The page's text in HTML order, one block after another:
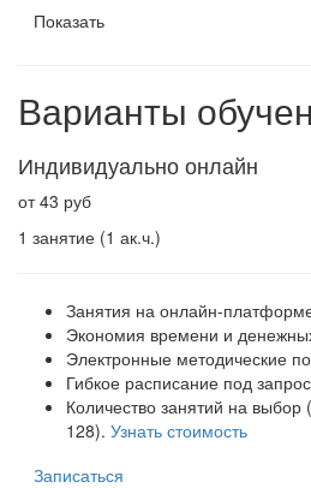
Показать
Варианты
Индивидуально онлайн
от 43 руб
1 занятие (1 ак.ч.)
Занятия на онлайн-
Экономия времени и
Электронные методические
Гибкое расписание под
Количество занятий на
128). Узнать стоимость
Записаться